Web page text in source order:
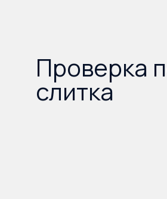
Проверка
слитка